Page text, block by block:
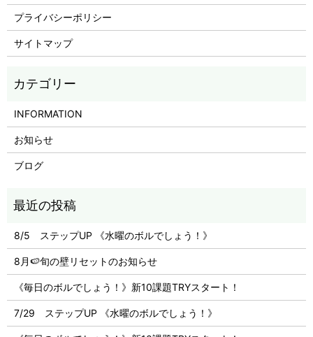
プライバシーポリシー
サイトマップ
INFORMATION
お知らせ
ブログ
8/5 ステップUP 《水曜のボルでしょう！》
8月🍉旬の壁リセットのお知らせ
《毎日のボルでしょう！》新10課題TRYスタート！
7/29 ステップUP 《水曜のボルでしょう！》